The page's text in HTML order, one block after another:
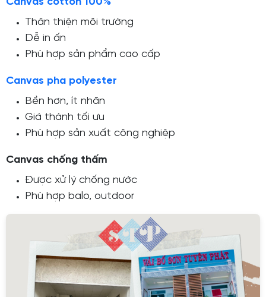
Canvas cotton 100%
Thân thiện môi trường
Dễ in ấn
Phù hợp sản phẩm cao cấp
Canvas pha polyester
Bền hơn, ít nhăn
Giá thành tối ưu
Phù hợp sản xuất công nghiệp
Canvas chống thấm
Được xử lý chống nước
Phù hợp balo, outdoor